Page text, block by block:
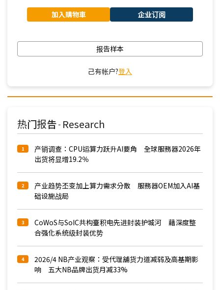
加入購物車 企业订阅
报告样本
己有帐户?登入
热门报告 - Research
1
产销调查：CPU运算力跃升AI要角 全球服務器2026年
出货将显增19.2％
2
产业趋势丕变加上算力需求分散 服務器OEM加入AI基
础设施战局
3
CoWoS与SoIC共构臺积电先进封装护城河 藉深度整
合强化系统级封装优势
4
2026/4 NB产业观察：受代理舖货力道减弱及高基期影
响 五大NB品牌出货月减33%